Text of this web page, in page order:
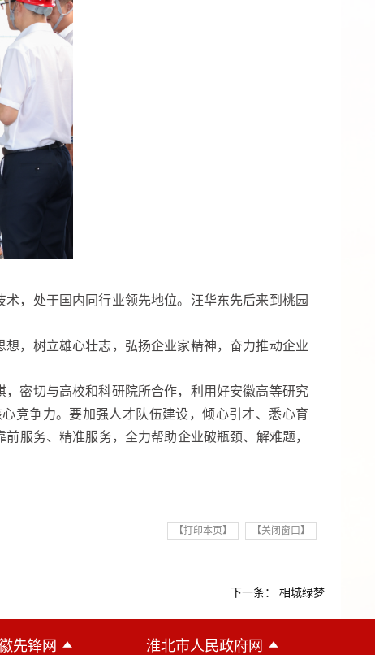
，处于国内同行业领先地位。汪华东先后来到桃园
，树立雄心壮志，弘扬企业家精神，奋力推动企业
密切与高校和科研院所合作，利用好安徽高等研究
竞争力。要加强人才队伍建设，倾心引才、悉心育
服务、精准服务，全力帮助企业破瓶颈、解难题，
【打印本页】 【关闭窗口】
下一条： 相城绿梦
先锋网 淮北市人民政府网